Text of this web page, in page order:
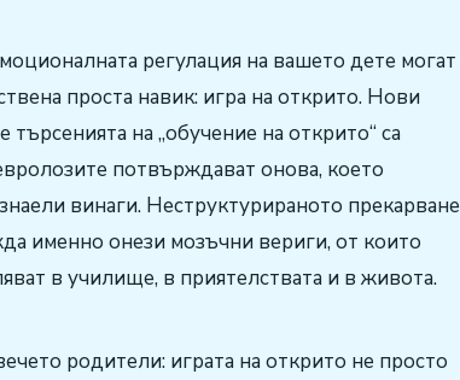
регулация на вашето дете могат
проста навик: игра на открито. Нови
търсенията на „обучение на открито“ са
потвърждават онова, което
винаги. Неструктурираното прекарване
именно онези мозъчни вериги, от които
в училище, в приятелствата и в живота.
родители: играта на открито не просто